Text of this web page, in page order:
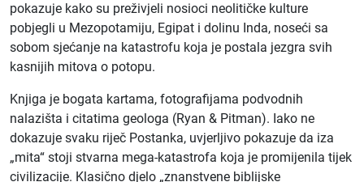
pokazuje kako su preživjeli nosioci neolitičke kulture
pobjegli u Mezopotamiju, Egipat i dolinu Inda, noseći sa
sobom sjećanje na katastrofu koja je postala jezgra svih
kasnijih mitova o potopu.
Knjiga je bogata kartama, fotografijama podvodnih
nalazišta i citatima geologa (Ryan & Pitman). Iako ne
dokazuje svaku riječ Postanka, uvjerljivo pokazuje da iza
„mita“ stoji stvarna mega-katastrofa koja je promijenila tijek
civilizacije. Klasično djelo „znanstvene biblijske